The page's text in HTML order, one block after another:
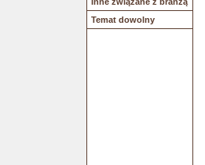
Temat dowolny